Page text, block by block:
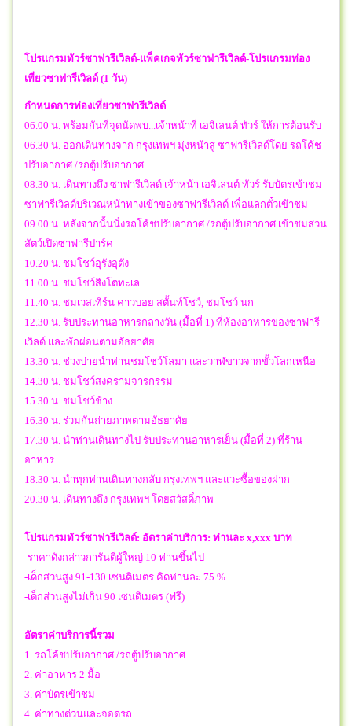
โปรแกรมทัวร์ซาฟารีเวิลด์-แพ็คเกจทัวร์ซาฟารีเวิลด์-โปรแกรมท่อง
เที่ยวซาฟารีเวิลด์ (1 วัน)
กำหนดการท่องเที่ยวซาฟารีเวิลด์
06.00 น. พร้อมกันที่จุดนัดพบ...เจ้าหน้าที่ เอจิเลนต์ ทัวร์ ให้การต้อนรับ
06.30 น. ออกเดินทางจาก กรุงเทพฯ มุ่งหน้าสู่ ซาฟารีเวิลด์โดย รถโค้ช
ปรับอากาศ /รถตู้ปรับอากาศ
08.30 น. เดินทางถึง ซาฟารีเวิลด์ เจ้าหน้า เอจิเลนต์ ทัวร์ รับบัตรเข้าชม
ซาฟารีเวิลด์บริเวณหน้าทางเข้าของซาฟารีเวิลด์ เพื่อแลกตั๋วเข้าชม
09.00 น. หลังจากนั้นนั่งรถโค้ชปรับอากาศ /รถตู้ปรับอากาศ เข้าชมสวน
สัตว์เปิดซาฟารีปาร์ค
10.20 น. ชมโชว์อุรังอุตัง
11.00 น. ชมโชว์สิงโตทะเล
11.40 น. ชมเวสเทิร์น คาวบอย สตั้นท์โชว์, ชมโชว์ นก
12.30 น. รับประทานอาหารกลางวัน (มื้อที่ 1) ที่ห้องอาหารของซาฟารี
เวิลด์ และพักผ่อนตามอัธยาศัย
13.30 น. ช่วงบ่ายนำท่านชมโชว์โลมา และวาฬขาวจากขั้วโลกเหนือ
14.30 น. ชมโชว์สงครามจารกรรม
15.30 น. ชมโชว์ช้าง
16.30 น. ร่วมกันถ่ายภาพตามอัธยาศัย
17.30 น. นำท่านเดินทางไป รับประทานอาหารเย็น (มื้อที่ 2) ที่ร้าน
อาหาร
18.30 น. นำทุกท่านเดินทางกลับ กรุงเทพฯ และแวะซื้อของฝาก
20.30 น. เดินทางถึง กรุงเทพฯ โดยสวัสดิ์ภาพ
โปรแกรมทัวร์ซาฟารีเวิลด์: อัตราค่าบริการ: ท่านละ x,xxx บาท
-ราคาดังกล่าวการันตีผู้ใหญ่ 10 ท่านขึ้นไป
-เด็กส่วนสูง 91-130 เซนติเมตร คิดท่านละ 75 %
-เด็กส่วนสูงไม่เกิน 90 เซนติเมตร (ฟรี)
อัตราค่าบริการนี้รวม
1. รถโค้ชปรับอากาศ /รถตู้ปรับอากาศ
2. ค่าอาหาร 2 มื้อ
3. ค่าบัตรเข้าชม
4. ค่าทางด่วนและจอดรถ